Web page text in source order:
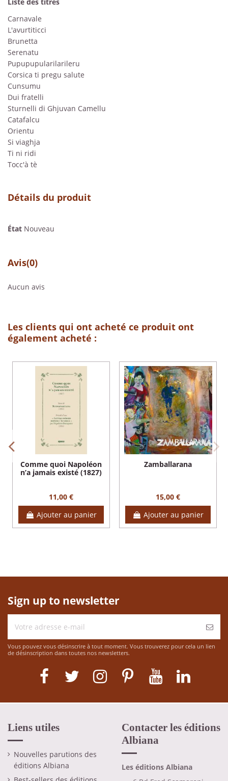
Carnavale
L'avurtiticci
Brunetta
Serenatu
Pupupupularilarileru
Corsica ti pregu salute
Cunsumu
Dui fratelli
Sturnelli di Ghjuvan Camellu
Catafalcu
Orientu
Si viaghja
Ti ni ridi
Tocc'à tè
Détails du produit
État Nouveau
Avis(0)
Aucun avis
Les clients qui ont acheté ce produit ont
également acheté :
Comme quoi Napoléon
n’a jamais existé (1827)
11,00 €
Ajouter au panier
Zamballarana
15,00 €
Ajouter au panier
Sign up to newsletter
Vous pouvez vous désinscrire à tout moment. Vous trouverez pour cela un lien
de désinscription dans toutes nos newsletters.
Liens utiles
Nouvelles parutions des
éditions Albiana
Contacter les éditions
Albiana
Les éditions Albiana